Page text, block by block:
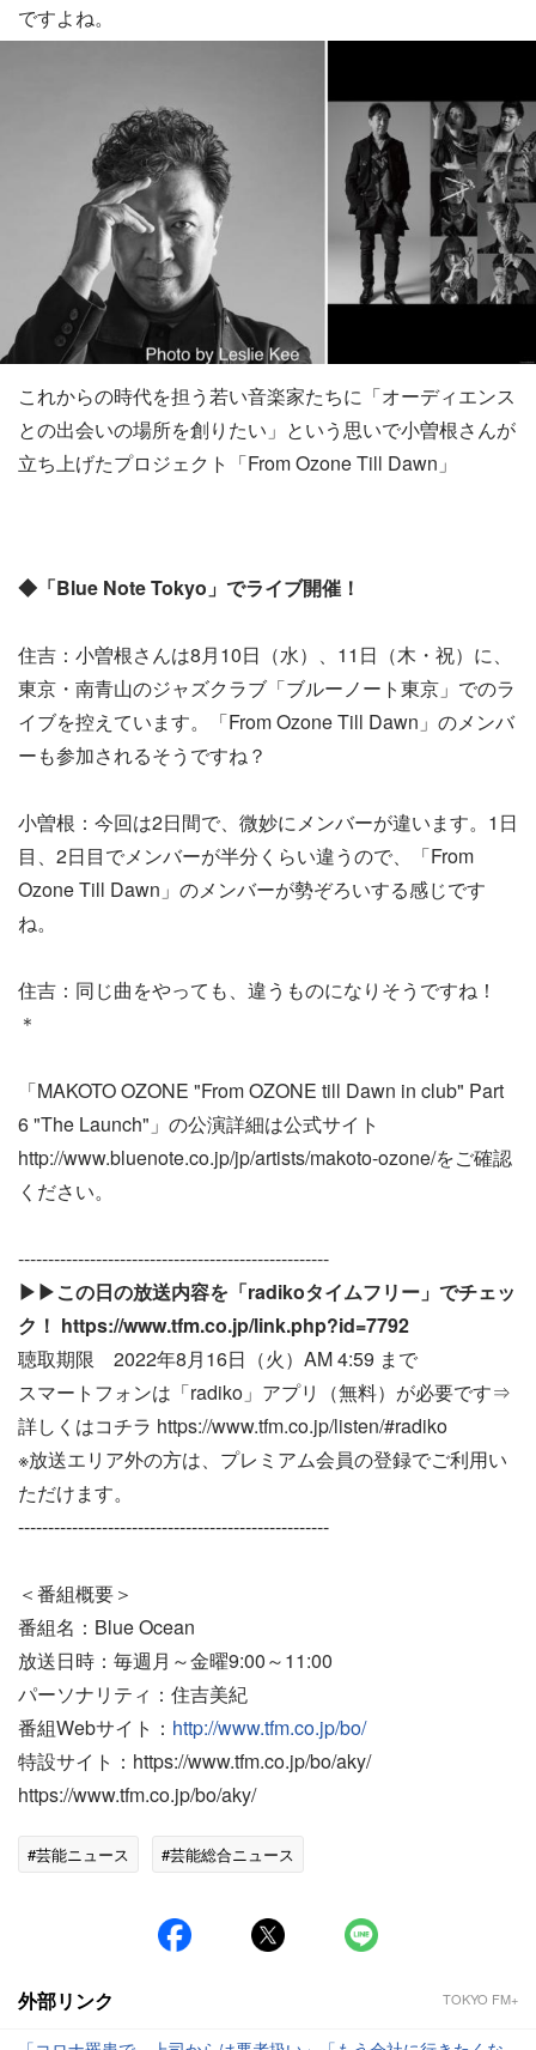
ですよね。
これからの時代を担う若い音楽家たちに「オーディエンス
との出会いの場所を創りたい」という思いで小曽根さんが
立ち上げたプロジェクト「From Ozone Till Dawn」
◆「Blue Note Tokyo」でライブ開催！
住吉：小曽根さんは8月10日（水）、11日（木・祝）に、
東京・南青山のジャズクラブ「ブルーノート東京」でのラ
イブを控えています。「From Ozone Till Dawn」のメンバ
ーも参加されるそうですね？
小曽根：今回は2日間で、微妙にメンバーが違います。1日
目、2日目でメンバーが半分くらい違うので、「From
Ozone Till Dawn」のメンバーが勢ぞろいする感じです
ね。
住吉：同じ曲をやっても、違うものになりそうですね！
＊
「MAKOTO OZONE "From OZONE till Dawn in club" Part
6 "The Launch"」の公演詳細は公式サイト
http://www.bluenote.co.jp/jp/artists/makoto-ozone/をご確認
ください。
----------------------------------------------------
▶▶この日の放送内容を「radikoタイムフリー」でチェッ
ク！ https://www.tfm.co.jp/link.php?id=7792
聴取期限 2022年8月16日（火）AM 4:59 まで
スマートフォンは「radiko」アプリ（無料）が必要です⇒
詳しくはコチラ https://www.tfm.co.jp/listen/#radiko
※放送エリア外の方は、プレミアム会員の登録でご利用い
ただけます。
----------------------------------------------------
＜番組概要＞
番組名：Blue Ocean
放送日時：毎週月～金曜9:00～11:00
パーソナリティ：住吉美紀
番組Webサイト： http://www.tfm.co.jp/bo/
特設サイト：https://www.tfm.co.jp/bo/aky/
https://www.tfm.co.jp/bo/aky/
#芸能ニュース #芸能総合ニュース
外部リンク TOKYO FM+